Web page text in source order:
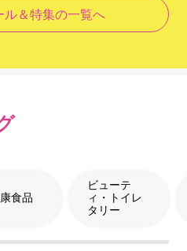
ル＆特集の一覧へ
食品
ビューテ
ィ・トイレ
タリー